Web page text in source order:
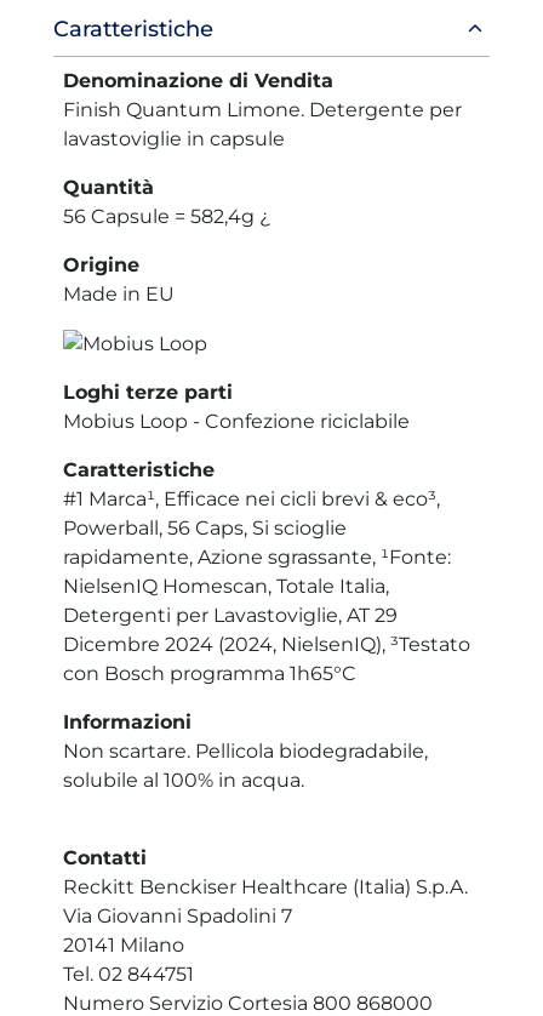
Informazioni
prodotto
Caratteristiche
Denominazione di Vendita
Finish Quantum Limone. Detergente per
lavastoviglie in capsule
Quantità
56 Capsule = 582,4g ¿
Origine
Made in EU
Loghi terze parti
Mobius Loop - Confezione riciclabile
Caratteristiche
#1 Marca¹, Efficace nei cicli brevi & eco³,
Powerball, 56 Caps, Si scioglie
rapidamente, Azione sgrassante, ¹Fonte:
NielsenIQ Homescan, Totale Italia,
Detergenti per Lavastoviglie, AT 29
Dicembre 2024 (2024, NielsenIQ), ³Testato
con Bosch programma 1h65°C
Informazioni
Non scartare. Pellicola biodegradabile,
solubile al 100% in acqua.
Contatti
Reckitt Benckiser Healthcare (Italia) S.p.A.
Via Giovanni Spadolini 7
20141 Milano
Tel. 02 844751
Numero Servizio Cortesia 800 868000